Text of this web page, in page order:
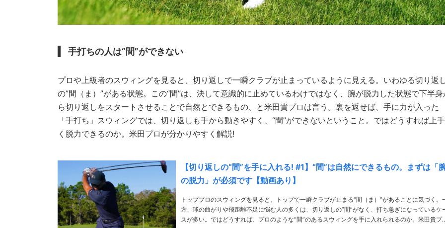
手打ちの人は“間”ができない
プロや上級者のスウィングを見ると、切り返しで一瞬クラブが止まっているように見える。いわゆる切り返
の”間（ま）”がある状態。この“間”は、決して意識的に止めているわけではなく、腕が脱力した状態で下半身
ら切り返しをスタートさせることで自然とできるもの、と米田貴プロは言う。裏を返せば、手に力が入った
「手打ち」スウィングでは、切り返しも手から動きやすく、“間”ができないということ。ではどうすれば上手
く脱力できるのか。米田プロが分かりやすく解説!
【切り返しの“間”を手に入れる! #1】“間”は自然にできるもの。まずは「
の脱力」が必須です【動画あり】
トッププロのスウィングを見ると、トップで一瞬クラブが止まる“間（ま）”があることに気づく。
方、球の曲がりや飛距離不足に悩む人の多くは、切り返しの”間”がなく、打ち急ぎになっているケ
スが多い。ではどうすれば、プロのような“間”のあるスウィングを手に入れられるのか。米田貴プ